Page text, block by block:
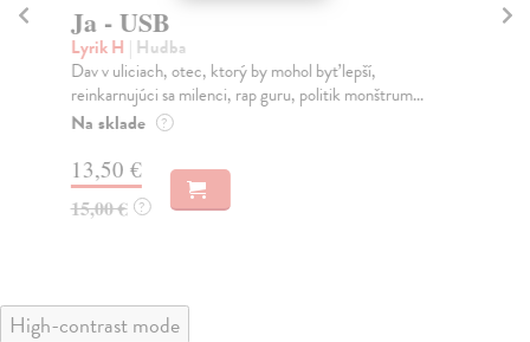
Ja - USB
Lyrik H | Hudba
Dav v uliciach, otec, ktorý by mohol byť lepší,
reinkarnujúci sa milenci, rap guru, politik monštrum...
Na sklade ?
13,50 €
15,00 € ?
High-contrast mode